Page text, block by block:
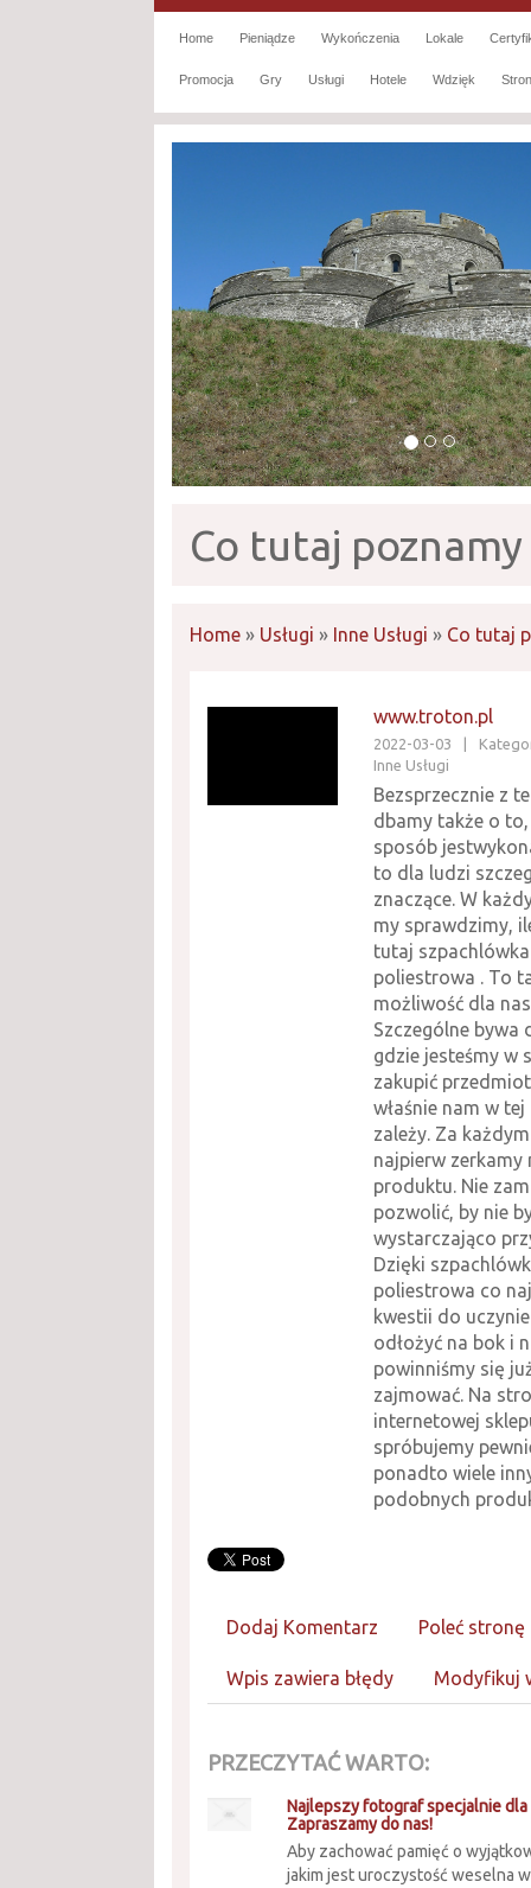
Home Pieniądze Wykończenia Lokale
Promocja Gry Usługi Hotele Wdzięk
Co tutaj poznamy
Home » Usługi » Inne Usługi » Co tutaj
www.troton.pl
2022-03-03
Inne Usługi
Bezsprzecznie z
dbamy także o
sposób
to dla ludzi
znaczące. W
my sprawdzimy,
tutaj szpachlówka
poliestrowa . To
możliwość dla
Szczególne bywa
gdzie jesteśmy w
zakupić
właśnie nam w
zależy. Za
najpierw zerkamy
produktu. Nie
pozwolić, by nie
wystarczająco
Dzięki
poliestrowa co
kwestii do
odłożyć na bok i
powinniśmy się
zajmować. Na
internetowej
spróbujemy
ponadto wiele
podobnych
Dodaj Komentarz Poleć stronę
Wpis zawiera błędy Modyfikuj
PRZECZYTAĆ WARTO:
Najlepszy fotograf specjalnie dla
Zapraszamy do nas!
Aby zachować pamięć o
jakim jest uroczystość weselna